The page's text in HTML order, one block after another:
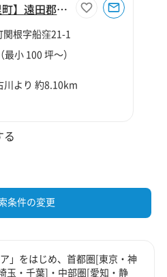
【宮城県遠田郡美里町】遠田郡美里町関根字船窪倉庫【寄託】
根字船窪21-1
小 100 坪～）
より 約8.10km
る
条件の変更
」をはじめ、首都圏[東京・神
玉・千葉]・中部圏[愛知・静